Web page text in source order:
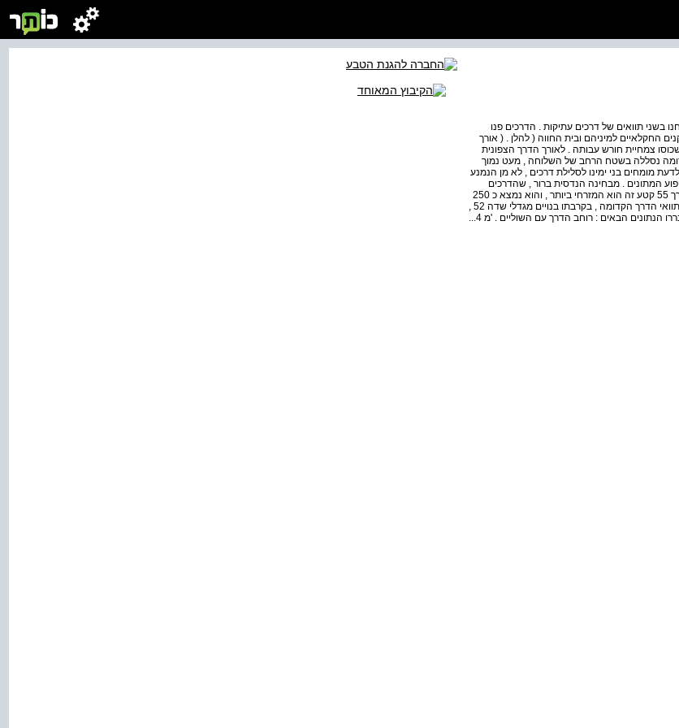
בשני תוואים של דרכים עתיקות . הדרכים פנו
החקלאיים למיניהם ובית החווה ( להלן . ( אורך
שכוסו צמחיית חורש עבותה . לאורך הדרך הצפונית
של 250 מ' בקירוב . הדרך הקדומה נסללה בשטח הרחב של השלוחה , מעט נמוך
מומחים בני ימינו לסלילת דרכים , לא מן הנמנע
המתונים . מבחינה הנדסית ברור , שהדרכים
תוכננו כמפעל אחד , וסביר להניח שהם בוצעו בפרק זמן לא ארוך . קטע דרך 55 קטע זה הוא המזרחי ביותר , והוא נמצא כ 250